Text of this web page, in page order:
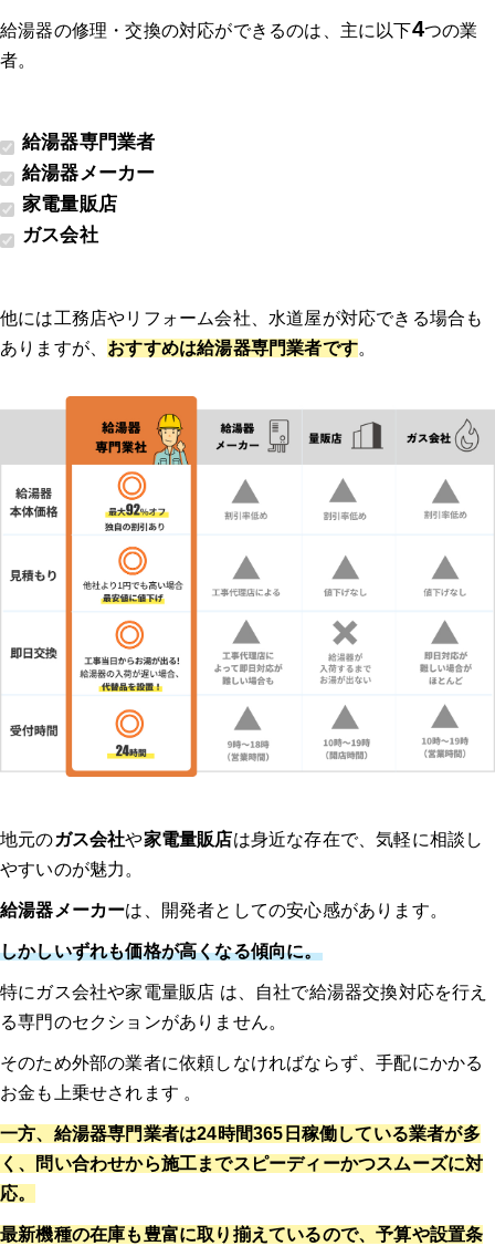
給湯器の修理・交換の対応ができるのは、主に以下4つの業
者。
給湯器専門業者
給湯器メーカー
家電量販店
ガス会社
他には工務店やリフォーム会社、水道屋が対応できる場合も
ありますが、 おすすめは給湯器専門業者です。
地元のガス会社や家電量販店は身近な存在で、気軽に相談し
やすいのが魅力。
給湯器メーカーは、開発者としての安心感があります。
しかしいずれも価格が高くなる傾向に。
特にガス会社や家電量販店 は、自社で給湯器交換対応を行え
る専門のセクションがありません。
そのため外部の業者に依頼しなければならず、手配にかかる
お金も上乗せされます 。
一方、給湯器専門業者は24時間365日稼働している業者が多
く、問い合わせから施工までスピーディーかつスムーズに対
応。
最新機種の在庫も豊富に取り揃えているので、予算や設置条